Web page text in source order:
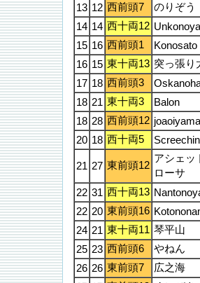
13 12 西前頭7 のりぞう
14 14 西十両12
15 16 西前頭1 Konosato
16 15 東十両13 突っ張り
17 18 西前頭3
18 21 東十両3 Balon
18 28 西前頭12 joaoiyama
20 18 西十両5
21 27 東前頭12
アシェッ
ローサ
22 31 西十両13
22 20 東前頭16
24 21 東十両11 琴平山
25 23 西前頭6 やねん
26 26 東前頭7 広之海